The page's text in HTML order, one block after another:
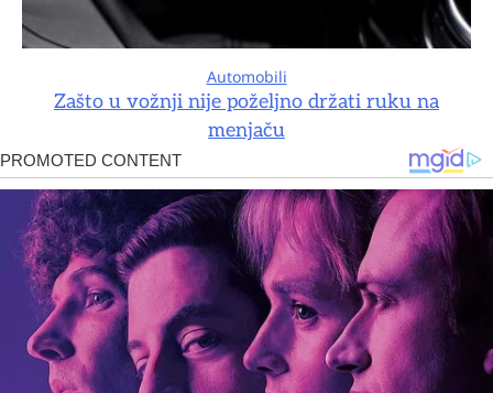
Automobili
Zašto u vožnji nije poželjno držati ruku na
menjaču